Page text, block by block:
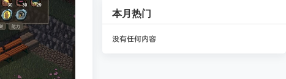
本月热门
没有任何内容